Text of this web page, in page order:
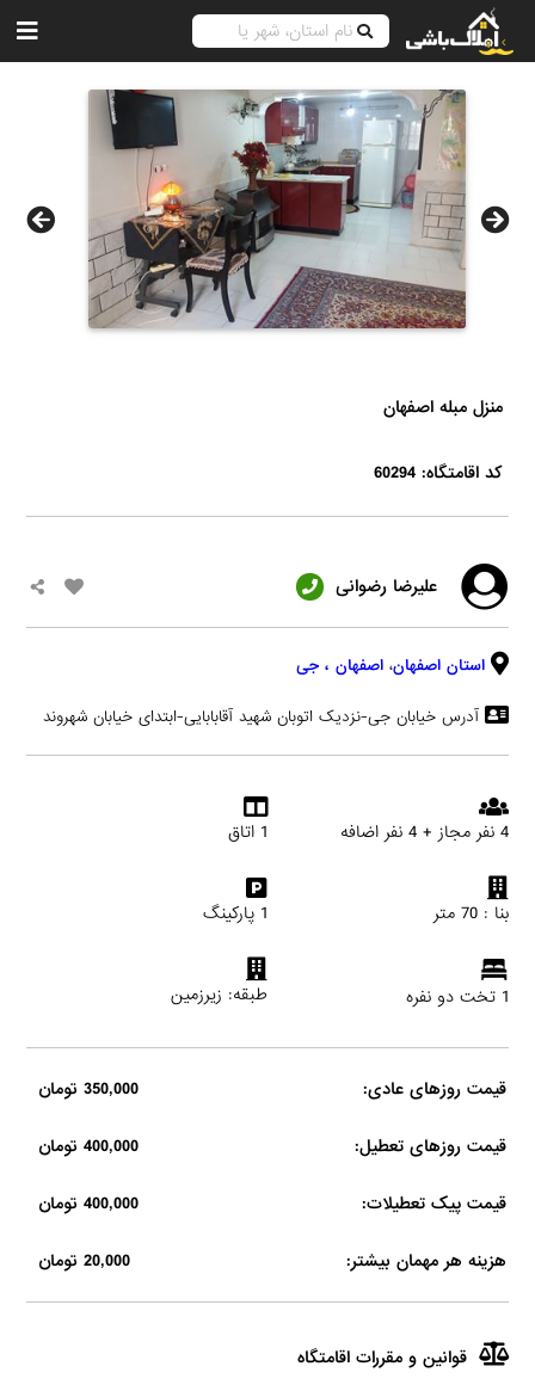
منزل مبله اصفهان
کد اقامتگاه: 60294
علیرضا رضوانی
استان اصفهان، اصفهان ، جی
آدرس خیابان جی-نزدیک اتوبان شهید آقابابایی-ابتدای خیابان شهروند
4 نفر مجاز + 4 نفر اضافه 1 اتاق
بنا : 70 متر 1 پارکینگ
1 تخت دو نفره طبقه: زیرزمین
قیمت روزهای عادی: 350,000 تومان
قیمت روزهای تعطیل: 400,000 تومان
قیمت پیک تعطیلات: 400,000 تومان
هزینه هر مهمان بیشتر: 20,000 تومان
قوانین و مقررات اقامتگاه